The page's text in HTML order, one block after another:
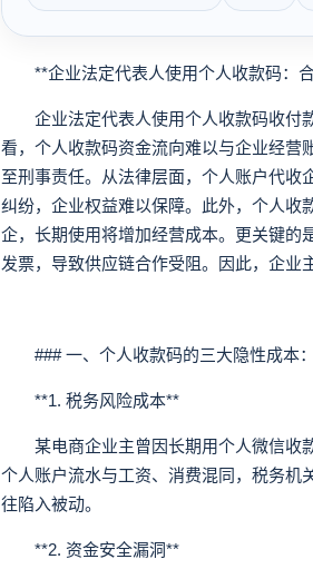
**企业法定代表人使用个人收款码：
企业法定代表人使用个人收款码收付
看，个人收款码资金流向难以与企业经营
至刑事责任。从法律层面，个人账户代收
纠纷，企业权益难以保障。此外，个人收
企，长期使用将增加经营成本。更关键的
发票，导致供应链合作受阻。因此，企业
### 一、个人收款码的三大隐性成本：
**1. 税务风险成本**
某电商企业主曾因长期用个人微信收款
个人账户流水与工资、消费混同，税务机
往陷入被动。
**2. 资金安全漏洞**